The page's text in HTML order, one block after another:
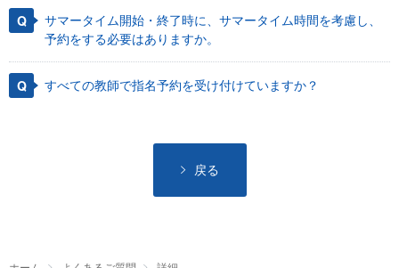
サマータイム開始・終了時に、サマータイム時間を考慮し、
予約をする必要はありますか。
すべての教師で指名予約を受け付けていますか？
戻る